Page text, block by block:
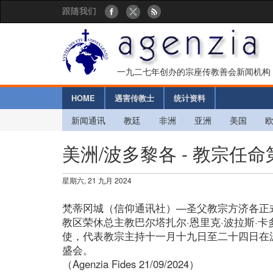
跟随我们
一九二七年创办的宗座传教善会新闻机构
HOME 遇害传教士 统计资料
新闻通讯 教廷 非洲 亚洲 美国
美洲/波多黎各 - 教宗任
星期六, 21 九月 2024
梵蒂冈城（信仰通讯社）—圣父教宗方济各
教区荣休总主教巴尔塔扎尔·恩里克·波拉斯·
使，代表教宗主持十一月十九日至二十四日
盛会。
（Agenzia Fides 21/09/2024）